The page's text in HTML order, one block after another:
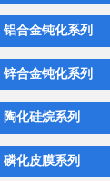
铝合金钝化系列
锌合金钝化系列
陶化硅烷系列
磷化皮膜系列